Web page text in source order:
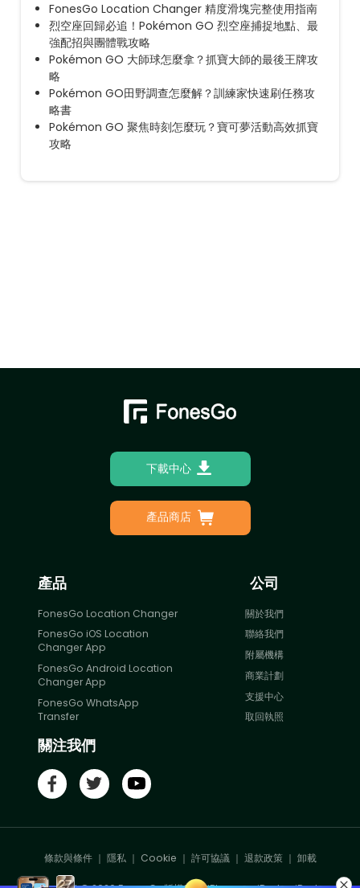
FonesGo Location Changer 精度滑塊完整使用指南
烈空座回歸必追！Pokémon GO 烈空座捕捉地點、最
強配招與團體戰攻略
Pokémon GO 大師球怎麼拿？抓寶大師的最後王牌攻
略
Pokémon GO田野調查怎麼解？訓練家快速刷任務攻
略書
Pokémon GO 聚焦時刻怎麼玩？寶可夢活動高效抓寶
攻略
下載中心
產品商店
產品
FonesGo Location Changer
FonesGo iOS Location
Changer App
FonesGo Android Location
Changer App
FonesGo WhatsApp
Transfer
公司
關於我們
聯絡我們
附屬機構
商業計劃
支援中心
取回執照
關注我們
條款與條件 ｜ 隱私 ｜ Cookie ｜ 許可協議 ｜ 退款政策 ｜ 卸載